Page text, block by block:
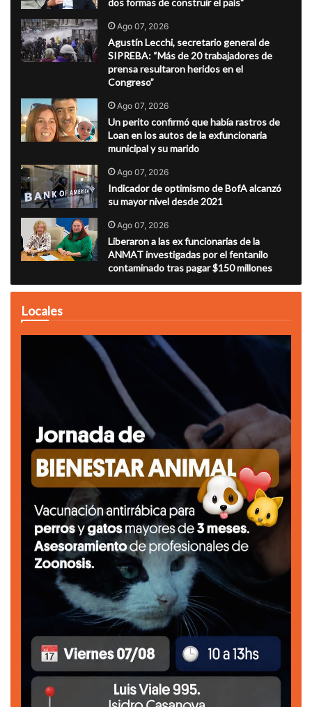
dos formas de construir el país"
Ago 07, 2026
Agustín Lecchi, secretario general de
SIPREBA: “Más de 20 trabajadores de
prensa resultaron heridos en el
Congreso”
Ago 07, 2026
Un perito confirmó que había rastros de
Loan en los autos de la exfuncionaria
municipal y su marido
Ago 07, 2026
Indicador de optimismo de BofA alcanzó
su mayor nivel desde 2021
Ago 07, 2026
Liberaron a las ex funcionarias de la
ANMAT investigadas por el fentanilo
contaminado tras pagar $150 millones
Locales